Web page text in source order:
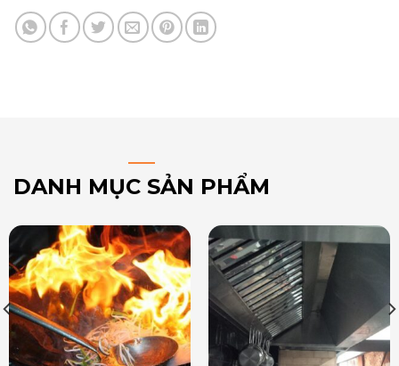
DANH MỤC SẢN PHẨM